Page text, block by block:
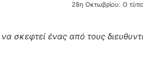
28η Οκτωβρίου: Ο
σκεφτεί ένας από τους